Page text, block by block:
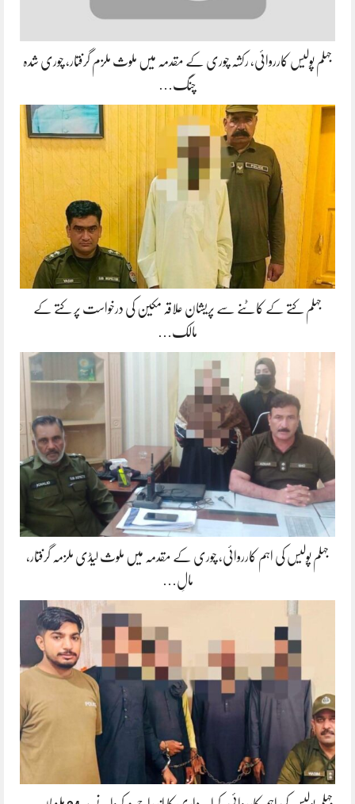
جہلم پولیس کارروائی، رکشہ چوری کے مقدمہ میں ملوث ملزم گرفتار، چوری شدہ
چنگ…
جہلم کتے کے کاٹنے سے پریشان علاقہ مکین کی درخواست پر کتے کے
مالک…
جہلم پولیس کی اہم کارروائی، چوری کے مقدمہ میں ملوث لیڈی ملزمہ گرفتار،
مالِ…